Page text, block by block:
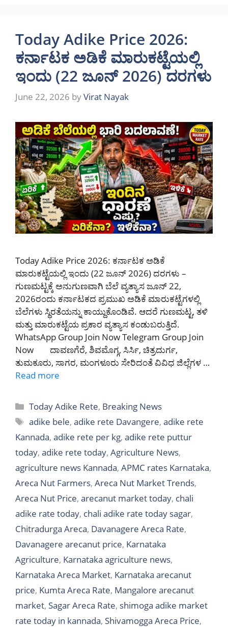
Today Adike Price 2026:
ಕರ್ನಾಟಕ ಅಡಿಕೆ ಮಾರುಕಟ್ಟೆಯಲ್ಲಿ
ಇಂದು (22 ಜೂನ್ 2026) ದರಗಳು
June 22, 2026 byVirat Nayak
Today Adike Price 2026: ಕರ್ನಾಟಕ ಅಡಿಕೆ
ಮಾರುಕಟ್ಟೆಯಲ್ಲಿ ಇಂದು (22 ಜೂನ್ 2026) ದರಗಳು –
ಗುಣಮಟ್ಟಕ್ಕೆ ಅನುಗುಣವಾಗಿ ಬೆಲೆ ವ್ಯತ್ಯಾಸ ಜೂನ್ 22,
2026ರಂದು ಕರ್ನಾಟಕದ ಪ್ರಮುಖ ಅಡಿಕೆ ಮಾರುಕಟ್ಟೆಗಳಲ್ಲಿ
ಬೆಲೆಗಳು ಸ್ಥಿರತೆಯನ್ನು ಕಾಯ್ದುಕೊಂಡಿವೆ. ಆದರೆ ಗುಣಮಟ್ಟ, ತಳಿ
ಮತ್ತು ಮಾರುಕಟ್ಟೆಯ ಪ್ರಕಾರ ವ್ಯತ್ಯಾಸ ಕಂಡುಬರುತ್ತಿದೆ.
WhatsApp Group Join Now Telegram Group Join
Now ದಾವಣಗೆರೆ, ಶಿವಮೊಗ್ಗ, ಸಿರ್ಸಿ, ಚಿತ್ರದುರ್ಗ,
ತುಮಕೂರು, ಸಾಗರ, ಮಂಗಳೂರು ಸೇರಿದಂತೆ ವಿವಿಧ ಜಿಲ್ಲೆಗಳ …
Read more
Categories
Today Adike Rete, Breaking News
Tags
adike bele,adike rete Davangere,adike rete
Kannada, adike rete per kg, adike rete puttur
today, adike rete today, Agriculture News,
agriculture news Kannada, APMC rates Karnataka,
Areca Nut Farmers, Areca Nut Market Trends,
Areca Nut Price, arecanut market today, chali
adike rate today, chali adike rate today sagar,
Chitradurga Areca, Davanagere Areca Rate,
Davanagere arecanut price, Karnataka
Agriculture, Karnataka agriculture news,
Karnataka Areca Market, Karnataka arecanut
price, Kumta Areca Rate, Mangalore arecanut
market, Sagar Areca Rate, shimoga adike market
rate today in kannada, Shivamogga Areca Price,